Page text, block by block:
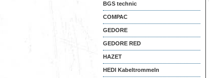
BGS technic
COMPAC
GEDORE
GEDORE RED
HAZET
HEDI Kabeltrommeln